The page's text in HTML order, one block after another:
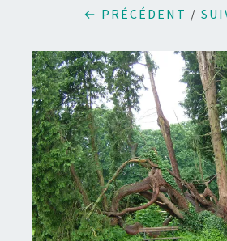
← PRÉCÉDENT /